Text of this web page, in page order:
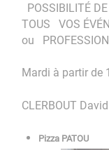
POSSIBILITÉ
TOUS VOS
ou
Mardi à partir de
CLERBOUT
Pizza PATOU